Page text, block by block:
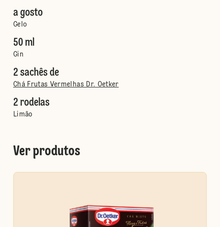
a gosto
Gelo
50 ml
Gin
2 sachês de
Chá Frutas Vermelhas Dr. Oetker
2 rodelas
Limão
Ver produtos